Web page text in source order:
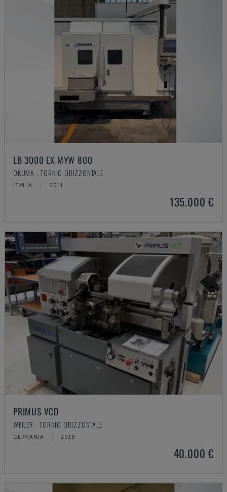
LB 3000 EX MYW 800
OKUMA - TORNIO ORIZZONTALE
ITALIA 2011
135.000 €
PRIMUS VCD
WEILER - TORNIO ORIZZONTALE
GERMANIA 2018
40.000 €